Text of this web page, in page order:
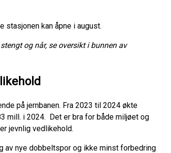
stasjonen kan åpne i august.
og når, se oversikt i bunnen av
på jernbanen. Fra 2023 til 2024 økte
mill. i 2024. Det er bra for både miljøet og
jevnlig vedlikehold.
av nye dobbeltspor og ikke minst forbedring